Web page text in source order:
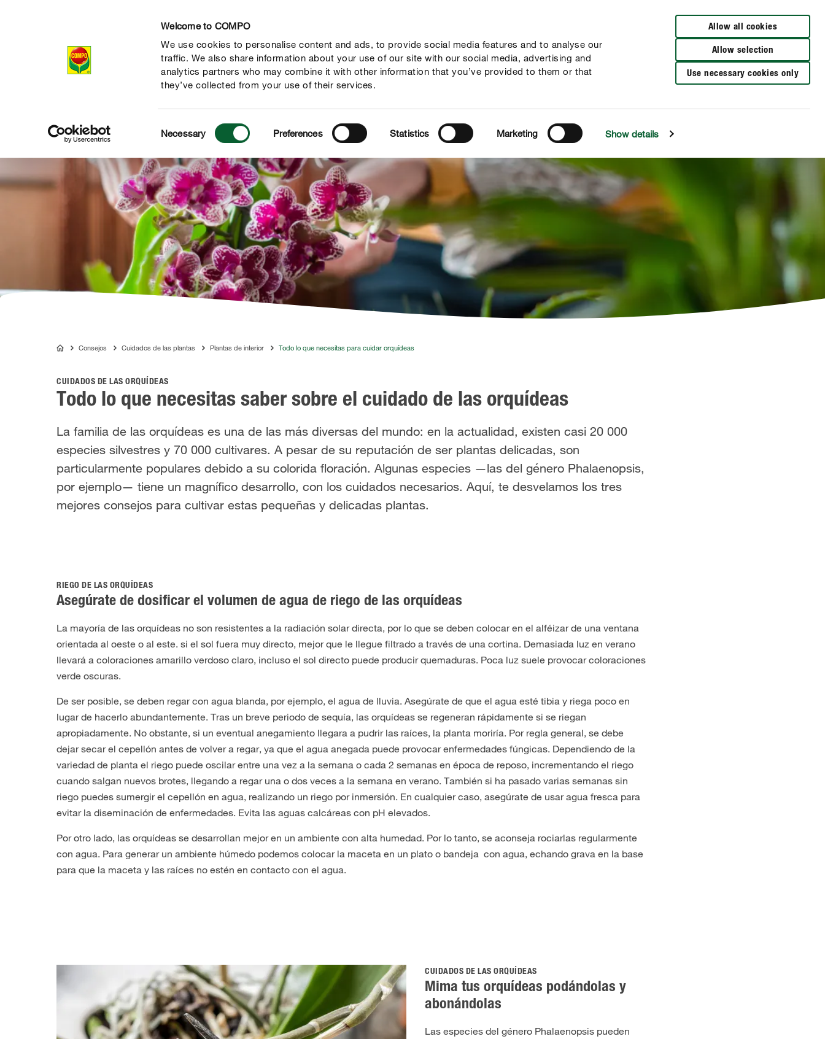
Welcome to COMPO
We use cookies to personalise content and ads, to provide social media features and to analyse our
traffic. We also share information about your use of our site with our social media, advertising and
analytics partners who may combine it with other information that you’ve provided to them or that
they’ve collected from your use of their services.
Selection
Necessary Preferences Statistics Marketing Show details
Allow all cookies
Allow selection
Use necessary cookies only
Productos Consejos Mundo Compo Servicio Quienes somos
COMPOConsejos Cuidados de las plantas Plantas de interior Todo lo que necesitas para cuidar orquídeas
CUIDADOS DE LAS ORQUÍDEAS
Todo lo que necesitas saber sobre el cuidado de las orquídeas
La familia de las orquídeas es una de las más diversas del mundo: en la actualidad, existen casi 20 000
especies silvestres y 70 000 cultivares. A pesar de su reputación de ser plantas delicadas, son
particularmente populares debido a su colorida floración. Algunas especies —las del género Phalaenopsis,
por ejemplo— tiene un magnífico desarrollo, con los cuidados necesarios. Aquí, te desvelamos los tres
mejores consejos para cultivar estas pequeñas y delicadas plantas.
RIEGO DE LAS ORQUÍDEAS
Asegúrate de dosificar el volumen de agua de riego de las orquídeas
La mayoría de las orquídeas no son resistentes a la radiación solar directa, por lo que se deben colocar en el alféizar de una ventana
orientada al oeste o al este. si el sol fuera muy directo, mejor que le llegue filtrado a través de una cortina. Demasiada luz en verano
llevará a coloraciones amarillo verdoso claro, incluso el sol directo puede producir quemaduras. Poca luz suele provocar coloraciones
verde oscuras.
De ser posible, se deben regar con agua blanda, por ejemplo, el agua de lluvia. Asegúrate de que el agua esté tibia y riega poco en
lugar de hacerlo abundantemente. Tras un breve periodo de sequía, las orquídeas se regeneran rápidamente si se riegan
apropiadamente. No obstante, si un eventual anegamiento llegara a pudrir las raíces, la planta moriría. Por regla general, se debe
dejar secar el cepellón antes de volver a regar, ya que el agua anegada puede provocar enfermedades fúngicas. Dependiendo de la
variedad de planta el riego puede oscilar entre una vez a la semana o cada 2 semanas en época de reposo, incrementando el riego
cuando salgan nuevos brotes, llegando a regar una o dos veces a la semana en verano. También si ha pasado varias semanas sin
riego puedes sumergir el cepellón en agua, realizando un riego por inmersión. En cualquier caso, asegúrate de usar agua fresca para
evitar la diseminación de enfermedades. Evita las aguas calcáreas con pH elevados.
Por otro lado, las orquídeas se desarrollan mejor en un ambiente con alta humedad. Por lo tanto, se aconseja rociarlas regularmente
con agua. Para generar un ambiente húmedo podemos colocar la maceta en un plato o bandeja con agua, echando grava en la base
para que la maceta y las raíces no estén en contacto con el agua.
CUIDADOS DE LAS ORQUÍDEAS
Mima tus orquídeas podándolas y
abonándolas
Las especies del género Phalaenopsis pueden